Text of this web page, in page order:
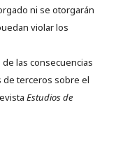
ni se otorgarán
violar los
las consecuencias
de terceros sobre el
Estudios de